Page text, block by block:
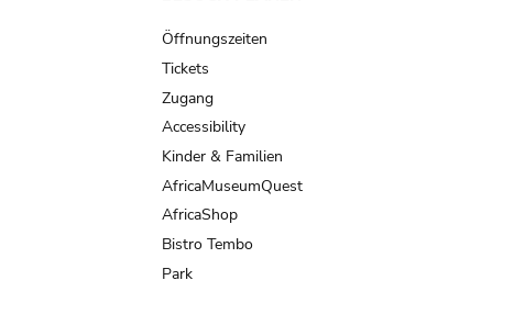
navigation
Öffnungszeiten
Tickets
Zugang
Accessibility
Kinder & Familien
AfricaMuseumQuest
AfricaShop
Bistro Tembo
Park